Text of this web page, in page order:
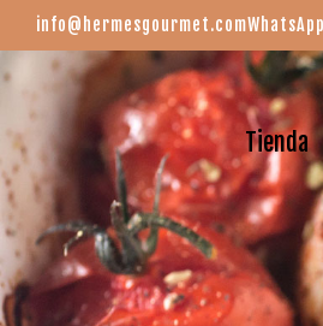
info@hermesgourmet.comWhatsApp
Tienda